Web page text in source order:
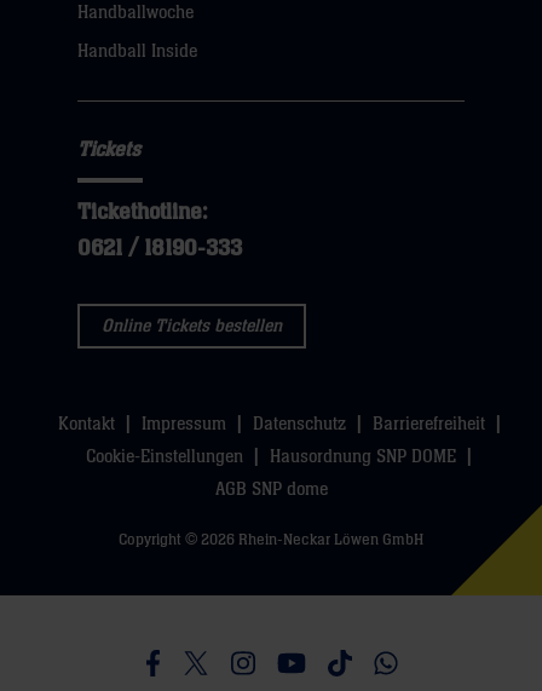
Handballwoche
Handball Inside
Tickets
Tickethotline:
0621 / 18190-333
Online Tickets bestellen
Kontakt Impressum Datenschutz
Barrierefreiheit
Cookie-Einstellungen
Hausordnung SNP DOME
AGB SNP dome
Copyright © 2026 Rhein-Neckar Löwen GmbH
Besucht uns auf Facebook
Besucht uns auf Twitter
Besucht uns auf Instagram
Besucht uns auf Youtube
Besucht uns auf
Besucht uns auf